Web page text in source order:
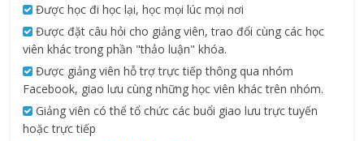
Được học đi học lại, học mọi lúc mọi nơi
Được đặt câu hỏi cho giảng viên, trao đổi cùng các học
viên khác trong phần "thảo luận" khóa.
Được giảng viên hỗ trợ trực tiếp thông qua nhóm
Facebook, giao lưu cùng những học viên khác trên nhóm.
Giảng viên có thể tổ chức các buổi giao lưu trực tuyến
hoặc trực tiếp